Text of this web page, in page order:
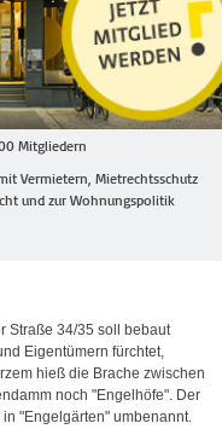
Mitgliedern
Vermietern, Mietrechtsschutz
und zur Wohnungspolitik
Straße 34/35 soll bebaut
Eigentümern fürchtet,
hieß die Brache zwischen
noch "Engelhöfe". Der
"Engelgärten" umbenannt.